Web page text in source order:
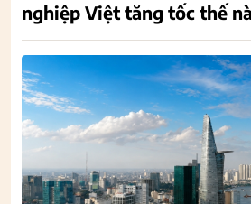
nghiệp Việt tăng tốc thế